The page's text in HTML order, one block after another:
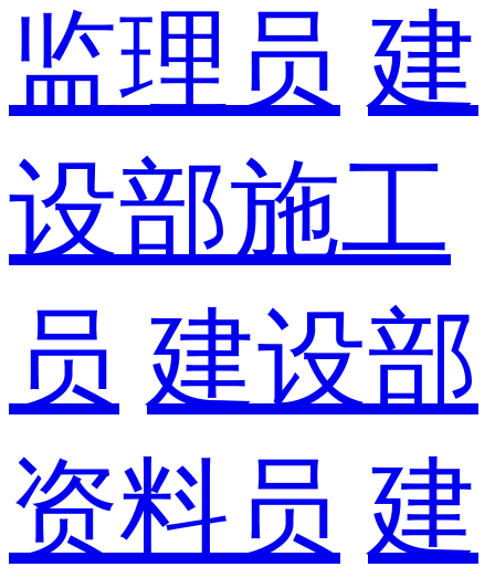
监理员 建
设部施工
员 建设部
资料员 建